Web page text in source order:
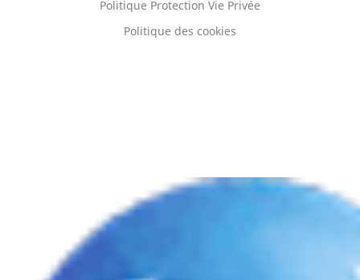
Politique Protection Vie Privée
Politique des cookies